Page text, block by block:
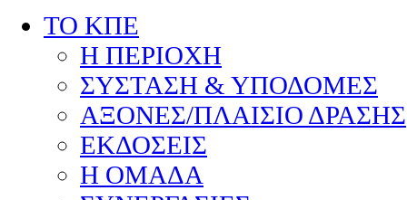
ΤΟ ΚΠΕ
Η ΠΕΡΙΟΧΗ
ΣΥΣΤΑΣΗ & ΥΠΟΔΟΜΕΣ
ΑΞΟΝΕΣ/ΠΛΑΙΣΙΟ ΔΡΑΣΗΣ
ΕΚΔΟΣΕΙΣ
Η ΟΜΑΔΑ